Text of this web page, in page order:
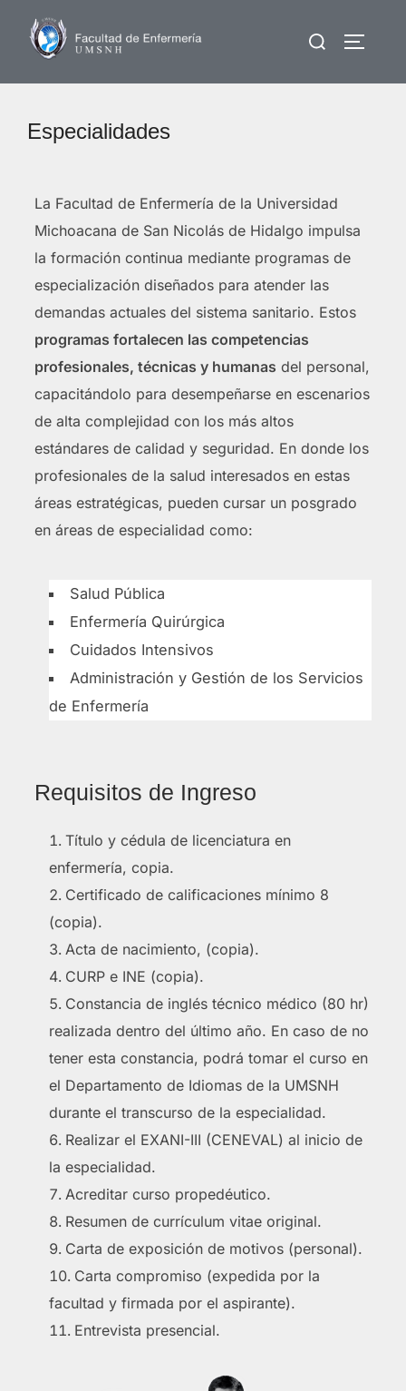
contenido
Buscar:
Especialidades
La Facultad de Enfermería de la Universidad
Michoacana de San Nicolás de Hidalgo impulsa
la formación continua mediante programas de
especialización diseñados para atender las
demandas actuales del sistema sanitario. Estos
programas fortalecen las competencias
profesionales, técnicas y humanas del personal,
capacitándolo para desempeñarse en escenarios
de alta complejidad con los más altos
estándares de calidad y seguridad. En donde los
profesionales de la salud interesados en estas
áreas estratégicas, pueden cursar un posgrado
en áreas de especialidad como:
Salud Pública
Enfermería Quirúrgica
Cuidados Intensivos
Administración y Gestión de los Servicios
de Enfermería
Requisitos de Ingreso
Título y cédula de licenciatura en
enfermería, copia.
Certificado de calificaciones mínimo 8
(copia).
Acta de nacimiento, (copia).
CURP e INE (copia).
Constancia de inglés técnico médico (80 hr)
realizada dentro del último año. En caso de no
tener esta constancia, podrá tomar el curso en
el Departamento de Idiomas de la UMSNH
durante el transcurso de la especialidad.
Realizar el EXANI-III (CENEVAL) al inicio de
la especialidad.
Acreditar curso propedéutico.
Resumen de currículum vitae original.
Carta de exposición de motivos (personal).
Carta compromiso (expedida por la
facultad y firmada por el aspirante).
Entrevista presencial.